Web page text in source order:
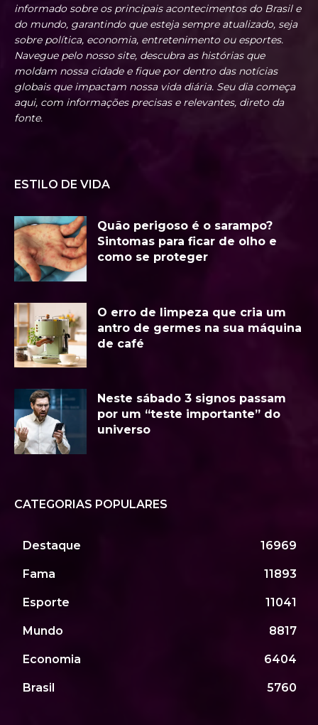
informado sobre os principais acontecimentos do Brasil e
do mundo, garantindo que esteja sempre atualizado, seja
sobre política, economia, entretenimento ou esportes.
Navegue pelo nosso site, descubra as histórias que
moldam nossa cidade e fique por dentro das notícias
globais que impactam nossa vida diária. Seu dia começa
aqui, com informações precisas e relevantes, direto da
fonte.
ESTILO DE VIDA
Quão perigoso é o sarampo?
Sintomas para ficar de olho e
como se proteger
O erro de limpeza que cria um
antro de germes na sua máquina
de café
Neste sábado 3 signos passam
por um “teste importante” do
universo
CATEGORIAS POPULARES
Destaque 16969
Fama 11893
Esporte 11041
Mundo 8817
Economia 6404
Brasil 5760